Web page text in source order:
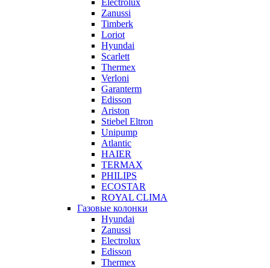
Electrolux
Zanussi
Timberk
Loriot
Hyundai
Scarlett
Thermex
Verloni
Garanterm
Edisson
Ariston
Stiebel Eltron
Unipump
Atlantic
HAIER
TERMAX
PHILIPS
ECOSTAR
ROYAL CLIMA
Газовые колонки
Hyundai
Zanussi
Electrolux
Edisson
Thermex